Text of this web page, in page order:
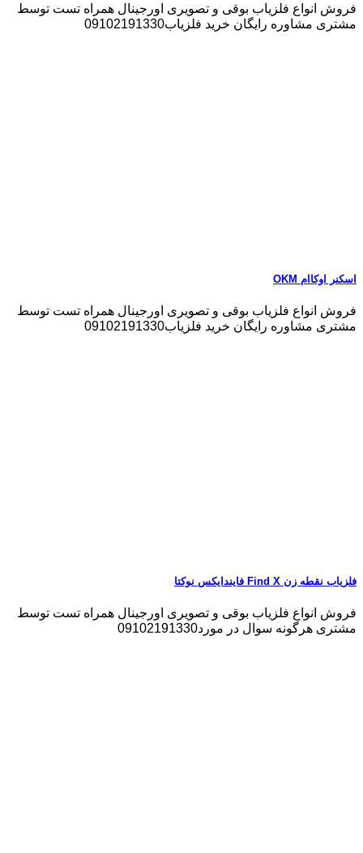
فروش انواع فلزیاب بوقی و تصویری اورجینال همراه تست توسط
مشتری مشاوره رایگان خرید فلزیاب09102191330
اسکنر اوکاام OKM
فروش انواع فلزیاب بوقی و تصویری اورجینال همراه تست توسط
مشتری مشاوره رایگان خرید فلزیاب09102191330
فلزیاب نقطه زن Find X فایندایکس نوکتا
فروش انواع فلزیاب بوقی و تصویری اورجینال همراه تست توسط
مشتری هرگونه سوال در مورد09102191330